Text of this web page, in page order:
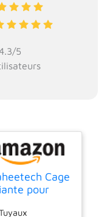
5
Cage
pour
Tuyaux